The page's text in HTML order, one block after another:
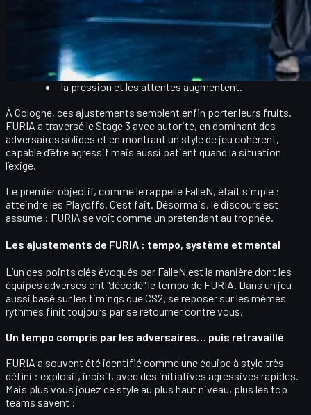
gros résultats en fin d’année
, avec quatre à cinq titres majeurs. Mais comme
souvent, le succès révèle de nouveaux défis :
les adversaires étudient davantage vos démos ;
vos patterns deviennent plus lisibles ;
la pression et les attentes augmentent.
À Cologne, ces ajustements semblent enfin porter leurs fruits.
FURIA a traversé le Stage 3 avec autorité, en dominant des
adversaires solides et en montrant un style de jeu cohérent,
capable d’être agressif mais aussi patient quand la situation
l’exige.
Le premier objectif, comme le rappelle FalleN, était simple :
atteindre les Playoffs. C’est fait. Désormais, le discours est
assumé : FURIA se voit comme un prétendant au trophée.
Les ajustements de FURIA : tempo, système et mental
L’un des points clés évoqués par FalleN est la manière dont les
équipes adverses ont "décodé" le tempo de FURIA. Dans un jeu
aussi basé sur les timings que CS2, se reposer sur les mêmes
rythmes finit toujours par se retourner contre vous.
Un tempo compris par les adversaires… puis retravaillé
FURIA a souvent été identifié comme une équipe à style très
défini : explosif, incisif, avec des initiatives agressives rapides.
Mais plus vous jouez ce style au plus haut niveau, plus les top
teams savent :